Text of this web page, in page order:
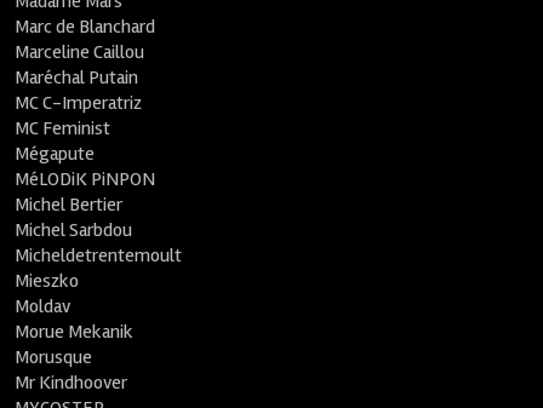
Marc de Blanchard
Marceline Caillou
Maréchal Putain
MC C-Imperatriz
MC Feminist
Mégapute
MéLODiK PiNPON
Michel Bertier
Michel Sarbdou
Micheldetrentemoult
Mieszko
Moldav
Morue Mekanik
Morusque
Mr Kindhoover